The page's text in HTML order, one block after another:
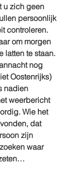
u zich geen
persoonlijk
controleren.
om morgen
latten te staan.
nog
Oostenrijks)
nadien
weerbericht
Wie het
dat
zijn
waar